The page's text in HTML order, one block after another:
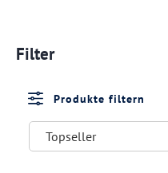
Filter
Produkte filtern